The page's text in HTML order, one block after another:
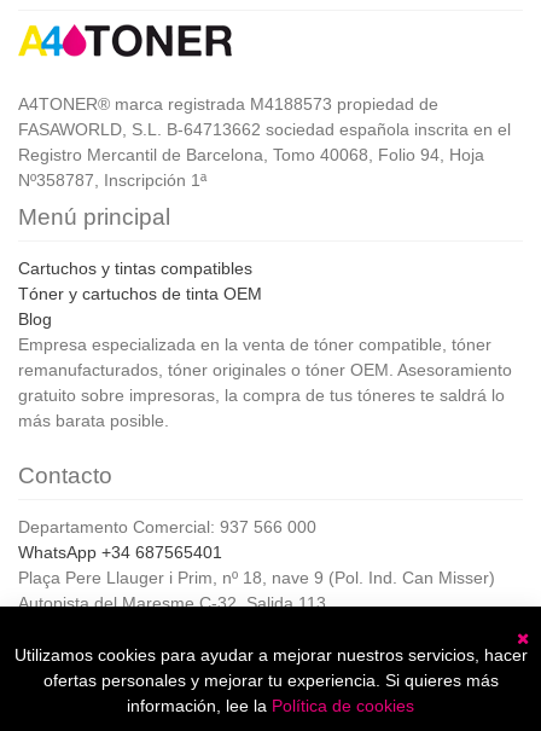
A4TONER® marca registrada M4188573 propiedad de
FASAWORLD, S.L. B-64713662 sociedad española inscrita en el
Registro Mercantil de Barcelona, Tomo 40068, Folio 94, Hoja
Nº358787, Inscripción 1ª
Menú principal
Cartuchos y tintas compatibles
Tóner y cartuchos de tinta OEM
Blog
Empresa especializada en la venta de tóner compatible, tóner
remanufacturados, tóner originales o tóner OEM. Asesoramiento
gratuito sobre impresoras, la compra de tus tóneres te saldrá lo
más barata posible.
Contacto
Departamento Comercial: 937 566 000
WhatsApp +34 687565401
Plaça Pere Llauger i Prim, nº 18, nave 9 (Pol. Ind. Can Misser)
Autopista del Maresme C-32, Salida 113
Horario de Atención al cliente:
De lunes a jueves de 8:00 a 17:00,
Viernes de 8:00 a 15:00
Utilizamos cookies para ayudar a mejorar nuestros servicios, hacer
ofertas personales y mejorar tu experiencia. Si quieres más
información, lee la Política de cookies